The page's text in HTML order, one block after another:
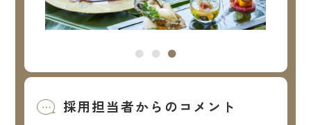
採用担当者からのコメント